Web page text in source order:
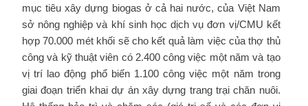
mục tiêu xây dựng biogas ở cả hai nước, của Việt Nam
sở nông nghiệp và khí sinh học dịch vụ đơn vị/CMU kết
hợp 70.000 mét khối sẽ cho kết quả làm việc của thợ thủ
công và kỹ thuật viên có 2.400 công việc một năm và tạo
vị trí lao động phổ biến 1.100 công việc một năm trong
giai đoạn triển khai dự án xây dựng trang trại chăn nuôi.